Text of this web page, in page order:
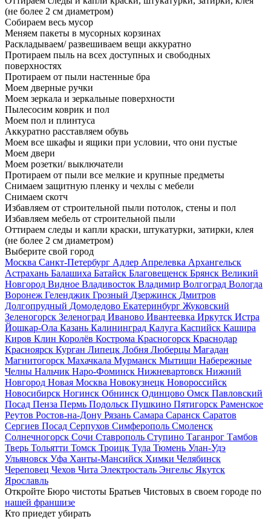
(не более 2 см диаметром)
Собираем весь мусор
Меняем пакеты в мусорных корзинах
Раскладываем/ развешиваем вещи аккуратно
Протираем пыль на всех доступных и свободных
поверхностях
Протираем от пыли настенные бра
Моем дверные ручки
Моем зеркала и зеркальные поверхности
Пылесосим коврик и пол
Моем пол и плинтуса
Аккуратно расставляем обувь
Моем все шкафы и ящики при условии, что они пустые
Моем двери
Моем розетки/ выключатели
Протираем от пыли все мелкие и крупные предметы
Снимаем защитную пленку и чехлы с мебели
Снимаем скотч
Избавляем от строительной пыли потолок, стены и пол
Избавляем мебель от строительной пыли
Оттираем следы и капли краски, штукатурки, затирки, клея
(не более 2 см диаметром)
Выберите свой город
Москва Санкт-Петербург Адлер Апрелевка Архангельск
Астрахань Балашиха Батайск Благовещенск Брянск Великий
Новгород Видное Владивосток Владимир Волгоград Вологда
Воронеж Геленджик Грозный Дзержинск Дмитров
Долгопрудный Домодедово Екатеринбург Жуковский
Зеленогорск Зеленоград Иваново Ивантеевка Иркутск Истра
Йошкар-Ола Казань Калининград Калуга Каспийск Кашира
Киров Клин Королёв Кострома Красногорск Краснодар
Красноярск Курган Липецк Лобня Люберцы Магадан
Магнитогорск Махачкала Мурманск Мытищи Набережные
Челны Нальчик Наро-Фоминск Нижневартовск Нижний
Новгород Новая Москва Новокузнецк Новороссийск
Новосибирск Ногинск Обнинск Одинцово Омск Павловский
Посад Пенза Пермь Подольск Пушкино Пятигорск Раменское
Реутов Ростов-на-Дону Рязань Самара Саранск Саратов
Сергиев Посад Серпухов Симферополь Смоленск
Солнечногорск Сочи Ставрополь Ступино Таганрог Тамбов
Тверь Тольятти Томск Троицк Тула Тюмень Улан-Удэ
Ульяновск Уфа Ханты-Мансийск Химки Челябинск
Череповец Чехов Чита Электросталь Энгельс Якутск
Ярославль
Откройте Бюро чистоты Братьев Чистовых в своем городе по
нашей франшизе
Кто приедет убирать